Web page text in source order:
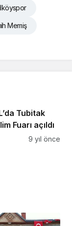
Memiş
Tubitak
Fuarı açıldı
9 yıl önce